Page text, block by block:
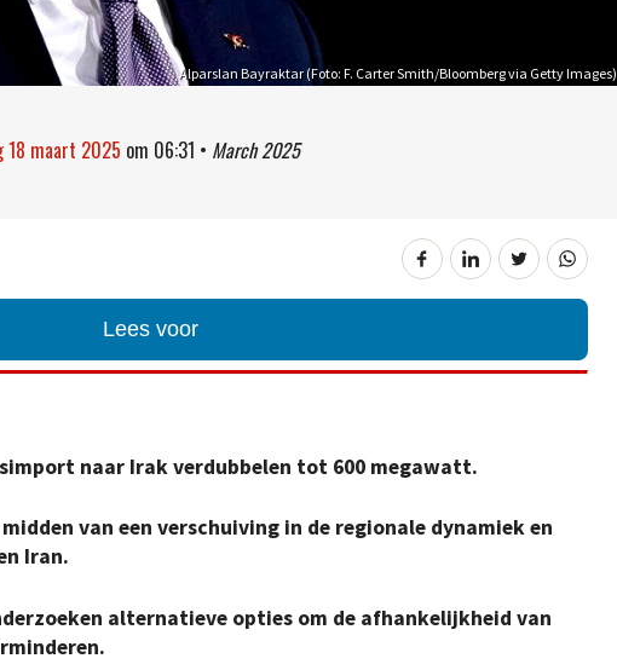
Alparslan Bayraktar (Foto: F. Carter Smith/Bloomberg via Getty Images)
18 maart 2025 om 06:31 • March 2025
Lees voor
naar Irak verdubbelen tot 600 megawatt.
van een verschuiving in de regionale dynamiek en
Iran.
alternatieve opties om de afhankelijkheid van